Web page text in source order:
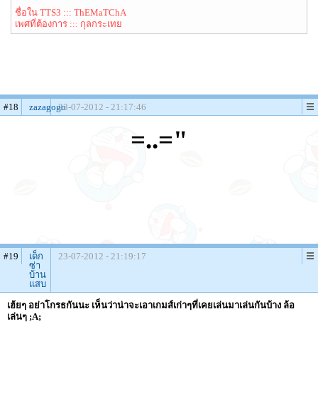
ชื่อใน TTS3 ::: ThEMaTChA
เพศที่ต้องการ ::: กุลกระเทย
#18 zazagogo23-07-2012 - 21:17:46
=..="
#19
เด็ก
ซ่า
บ้าน
แสบ
23-07-2012 - 21:19:17
เฮ้ยๆ อย่าโกรธกันนะ เห็นว่าน่าจะเอาเกมส์เก่าๆที่เคยเล่นมาเล่นกันบ้าง ล้อ
เล่นๆ ;A;